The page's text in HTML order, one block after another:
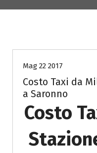
Mag 22 2017
Costo Taxi da
a Saronno
Costo